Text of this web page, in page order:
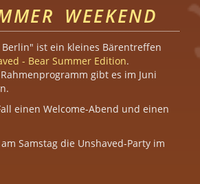
WEEKEND
Berlin" ist ein kleines Bärentreffen
- Bear Summer Edition.
gibt es im Juni
einen Welcome-Abend und einen
Samstag die Unshaved-Party im